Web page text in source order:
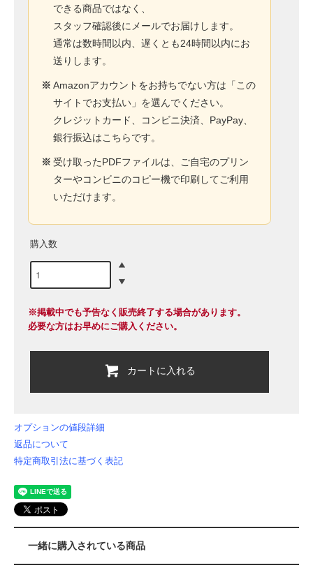
できる商品ではなく、
スタッフ確認後にメールでお届けします。
通常は数時間以内、遅くとも24時間以内にお
送りします。
※ Amazonアカウントをお持ちでない方は「この
サイトでお支払い」を選んでください。
クレジットカード、コンビニ決済、PayPay、
銀行振込はこちらです。
※ 受け取ったPDFファイルは、ご自宅のプリン
ターやコンビニのコピー機で印刷してご利用
いただけます。
購入数
※掲載中でも予告なく販売終了する場合があります。
必要な方はお早めにご購入ください。
カートに入れる
オプションの値段詳細
返品について
特定商取引法に基づく表記
一緒に購入されている商品